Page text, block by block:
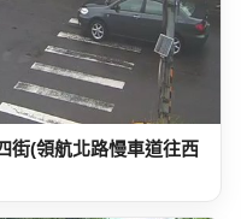
街(領航北路慢車道往西